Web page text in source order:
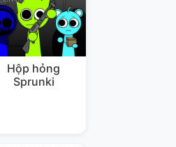
Hộp hỏng
Sprunki